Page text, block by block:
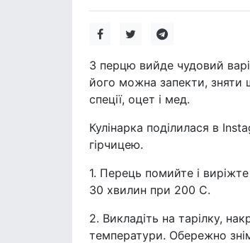
З перцю вийде чудовий
його можна запекти, зняти
спеції, оцет і мед.
Кулінарка поділилася в
гірчицею.
1. Перець помийте і
30 хвилин при 200 С.
2. Викладіть на тарілку,
температури. Обережно